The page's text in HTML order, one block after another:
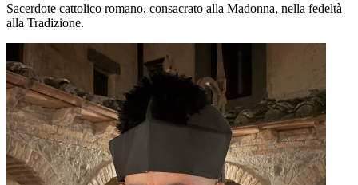
Sacerdote cattolico romano, consacrato alla Madonna, nella fedeltà
alla Tradizione.